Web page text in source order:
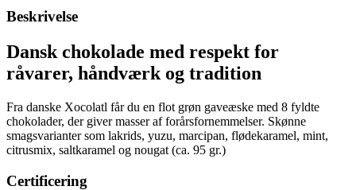
Beskrivelse
Dansk chokolade med respekt for
råvarer, håndværk og tradition
Fra danske Xocolatl får du en flot grøn gaveæske med 8 fyldte
chokolader, der giver masser af forårsfornemmelser. Skønne
smagsvarianter som lakrids, yuzu, marcipan, flødekaramel, mint,
citrusmix, saltkaramel og nougat (ca. 95 gr.)
Certificering